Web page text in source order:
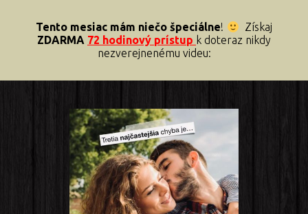
Tento mesiac mám niečo špeciálne!
Získaj
ZDARMA 72 hodinový prístup k doteraz nikdy
nezverejnenému videu: